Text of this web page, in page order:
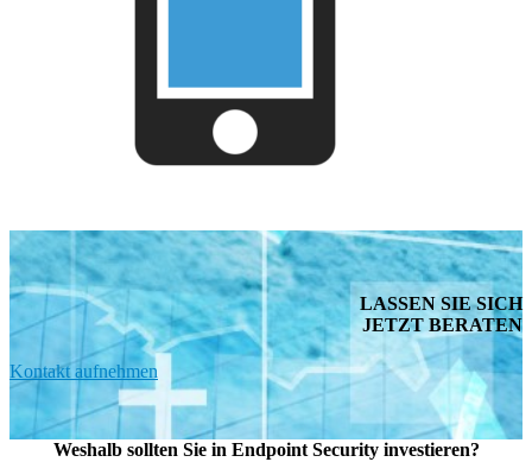
LASSEN SIE SICH
JETZT BERATEN
Kontakt aufnehmen
Weshalb sollten Sie in Endpoint Security investieren?